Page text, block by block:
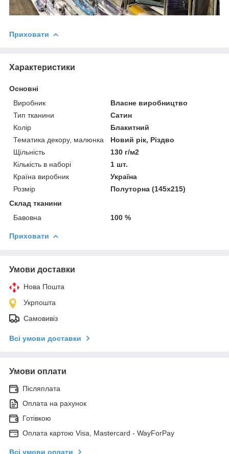
Приховати
Характеристики
Основні
Виробник
Власне виробництво
Тип тканини
Сатин
Колір
Блакитний
Тематика декору, малюнка
Новий рік, Різдво
Щільність
130 г/м2
Кількість в наборі
1 шт.
Країна виробник
Україна
Розмір
Полуторна (145х215)
Склад тканини
Бавовна
100 %
Приховати
Умови доставки
Нова Пошта
Укрпошта
Самовивіз
Всі умови доставки
Умови оплати
Післяплата
Оплата на рахунок
Готівкою
Оплата картою Visa, Mastercard - WayForPay
Всі умови оплати